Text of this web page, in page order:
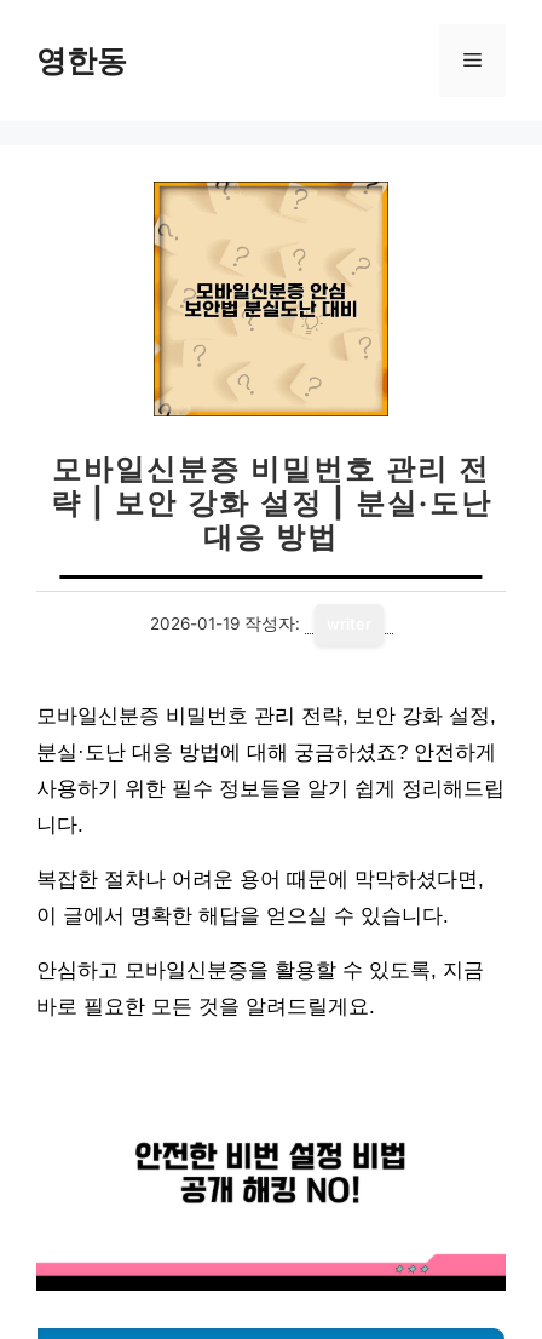
영한동 메
모바일신분증 비밀번호 관리 전
략 | 보안 강화 설정 | 분실·도난
대응 방법
2026-01-19 작성자:
모바일신분증 비밀번호 관리 전략, 보안 강화 설정,
분실·도난 대응 방법에 대해 궁금하셨죠? 안전하게
사용하기 위한 필수 정보들을 알기 쉽게 정리해드립
니다.
복잡한 절차나 어려운 용어 때문에 막막하셨다면,
이 글에서 명확한 해답을 얻으실 수 있습니다.
안심하고 모바일신분증을 활용할 수 있도록, 지금
바로 필요한 모든 것을 알려드릴게요.